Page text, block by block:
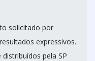
solicitado por
expressivos.
pela SP